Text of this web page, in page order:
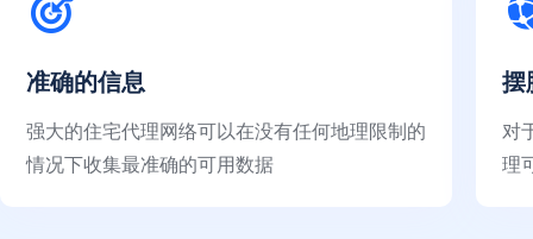
准确的信息
强大的住宅代理网络可以在没有任何地理限制的
情况下收集最准确的可用数据
摆
对
理